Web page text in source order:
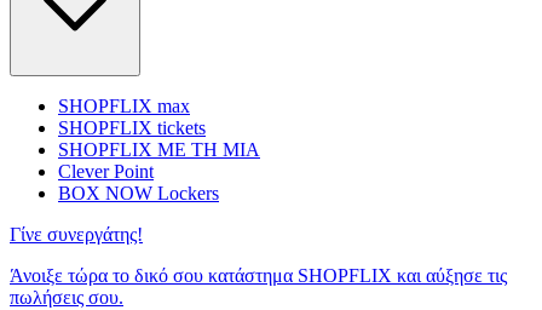
SHOPFLIX max
SHOPFLIX tickets
SHOPFLIX ΜΕ ΤΗ ΜΙΑ
Clever Point
BOX NOW Lockers
Γίνε συνεργάτης!
Άνοιξε τώρα το δικό σου κατάστημα SHOPFLIX και αύξησε τις
πωλήσεις σου.